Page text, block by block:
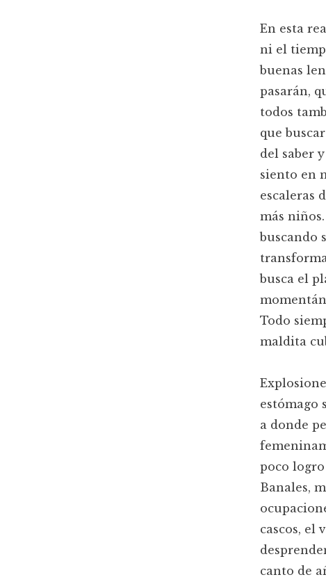
En esta
ni el
buenas
pasarán,
todos
que
del saber
siento en
escaleras
más
buscando
busca el
Todo
maldita
estómago
a donde
poco
Banales,
cascos, el
canto de